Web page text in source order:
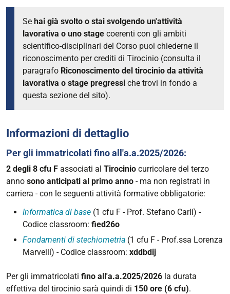
Se hai già svolto o stai svolgendo un'attività
lavorativa o uno stage coerenti con gli ambiti
scientifico-disciplinari del Corso puoi chiederne il
riconoscimento per crediti di Tirocinio (consulta il
paragrafo Riconoscimento del tirocinio da attività
lavorativa o stage pregressi che trovi in fondo a
questa sezione del sito).
Informazioni di dettaglio
Per gli immatricolati fino all'a.a.2025/2026:
2 degli 8 cfu F associati al Tirocinio curricolare del terzo
anno sono anticipati al primo anno - ma non registrati in
carriera - con le seguenti attività formative obbligatorie:
Informatica di base (1 cfu F - Prof. Stefano Carli) -
Codice classroom: fied26o
Fondamenti di stechiometria (1 cfu F - Prof.ssa Lorenza
Marvelli) - Codice classroom: xddbdij
Per gli immatricolati fino all'a.a.2025/2026 la durata
effettiva del tirocinio sarà quindi di 150 ore (6 cfu).